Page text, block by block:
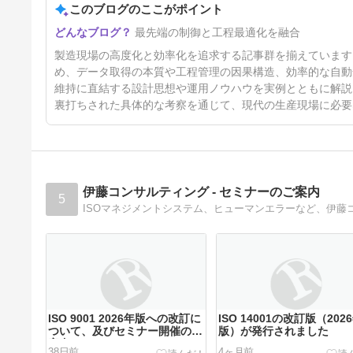
525 IoT・AI 導入におけるデー
タ取得の重要性
29日前
このブログのここがポイント
最先端の制御と工程最適化を融合
製造現場の高度化と効率化を追求する記事群を揃えていま
め、データ取得の本質や工程管理の因果構造、効率的な自
維持に直結する設計思想や運用ノウハウを実例とともに解
裏打ちされた具体的な考察を通じて、現代の生産現場に必
5 伊藤コンサルティング - セミナーのご案内
ISOマネジメントシステム、ヒューマンエラーなど、伊
ISO 9001 2026年版への改訂に
ついて、及びセミナー開催のご
ISO 14001の改訂版（
版）が発行されました